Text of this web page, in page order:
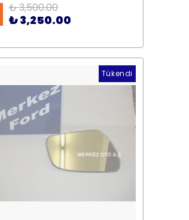
₺ 3,500.00
₺ 3,250.00
Tükendi